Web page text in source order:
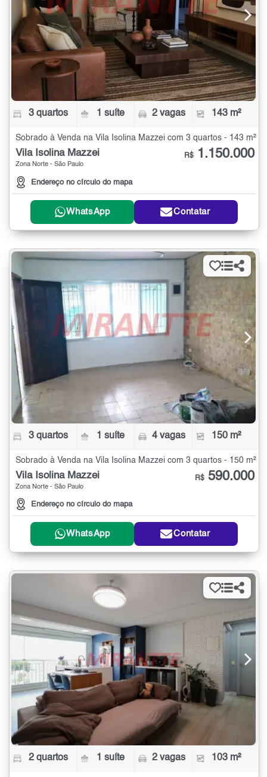
3 quartos 1 suíte 2 vagas 143 m²
Sobrado à Venda na Vila Isolina Mazzei com 3 quartos - 143 m²
Vila Isolina Mazzei
Zona Norte - São Paulo
Endereço no círculo do mapa
R$ 1.150.000
WhatsApp Contatar
3 quartos 1 suíte 4 vagas 150 m²
Sobrado à Venda na Vila Isolina Mazzei com 3 quartos - 150 m²
Vila Isolina Mazzei
Zona Norte - São Paulo
Endereço no círculo do mapa
R$ 590.000
WhatsApp Contatar
2 quartos 1 suíte 2 vagas 103 m²